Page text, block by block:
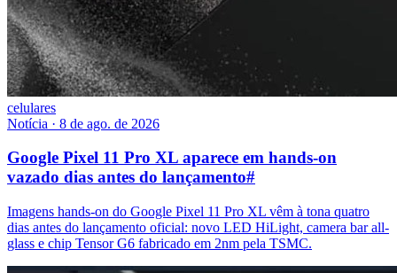
celulares
Notícia · 8 de ago. de 2026
Google Pixel 11 Pro XL aparece em hands-on
vazado dias antes do lançamento#
Imagens hands-on do Google Pixel 11 Pro XL vêm à tona quatro
dias antes do lançamento oficial: novo LED HiLight, camera bar all-
glass e chip Tensor G6 fabricado em 2nm pela TSMC.